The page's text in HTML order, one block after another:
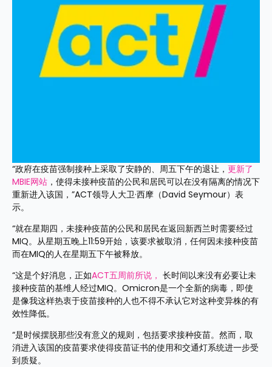
“政府在疫苗强制接种上采取了安静的、周五下午的退让， 更新了
MBIE网站 ，使得未接种疫苗的公民和居民可以在没有隔离的情况下
重新进入该国，”ACT领导人大卫·西摩（David Seymour）表
示。
“就在星期四，未接种疫苗的公民和居民在返回新西兰时需要经过
MIQ。从星期五晚上11:59开始，该要求被取消，任何因未接种疫苗
而在MIQ的人在星期五下午被释放。
“这是个好消息，正如ACT五周前所说， 长时间以来没有必要让未
接种疫苗的基维人经过MIQ。Omicron是一个全新的病毒，即使
是像我这样热衷于疫苗接种的人也不得不承认它对这种变异株的有
效性降低。
“是时候摆脱那些没有意义的规则，包括要求接种疫苗。然而，取
消进入该国的疫苗要求使得疫苗证书的使用和交通灯系统进一步受
到质疑。